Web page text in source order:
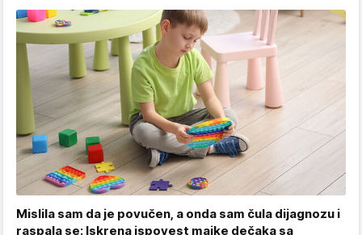
Mislila sam da je povučen, a onda sam čula dijagnozu i
raspala se: Iskrena ispovest majke dečaka sa